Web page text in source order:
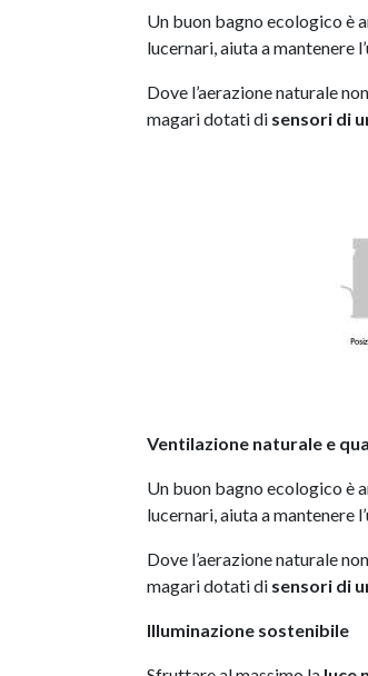
Un buon bagno ecologico è
lucernari, aiuta a mantenere
Dove l’aerazione naturale
magari dotati di sensori di
Ventilazione naturale e
Un buon bagno ecologico è
lucernari, aiuta a mantenere
Dove l’aerazione naturale
magari dotati di sensori di
Illuminazione sostenibile